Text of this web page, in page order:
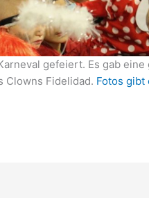
gefeiert. Es gab
Clowns Fidelidad. Fotos gibt